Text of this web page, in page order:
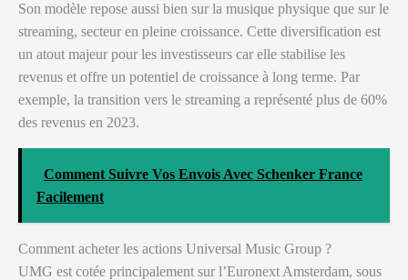
Son modèle repose aussi bien sur la musique physique que sur le
streaming, secteur en pleine croissance. Cette diversification est
un atout majeur pour les investisseurs car elle stabilise les
revenus et offre un potentiel de croissance à long terme. Par
exemple, la transition vers le streaming a représenté plus de 60%
des revenus en 2023.
Comment Suivre Vos Envois Avec Schenker France
Facilement
Comment acheter les actions Universal Music Group ?
UMG est cotée principalement sur l’Euronext Amsterdam, sous